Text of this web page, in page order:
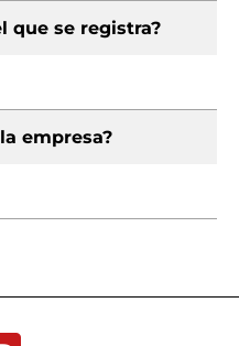
que se registra?
empresa?